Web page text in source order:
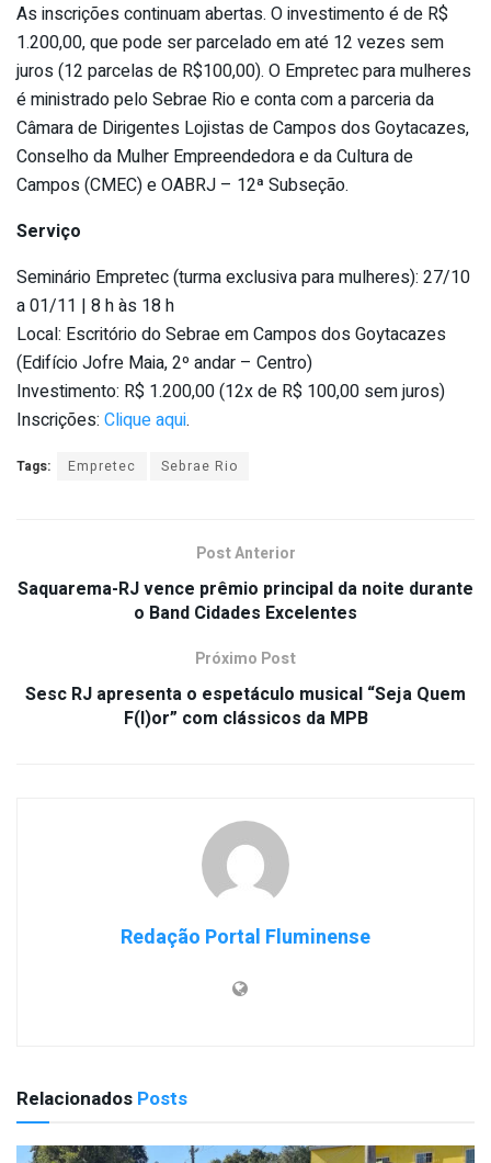
As inscrições continuam abertas. O investimento é de R$
1.200,00, que pode ser parcelado em até 12 vezes sem
juros (12 parcelas de R$100,00). O Empretec para mulheres
é ministrado pelo Sebrae Rio e conta com a parceria da
Câmara de Dirigentes Lojistas de Campos dos Goytacazes,
Conselho da Mulher Empreendedora e da Cultura de
Campos (CMEC) e OABRJ – 12ª Subseção.
Serviço
Seminário Empretec (turma exclusiva para mulheres): 27/10
a 01/11 | 8 h às 18 h
Local: Escritório do Sebrae em Campos dos Goytacazes
(Edifício Jofre Maia, 2º andar – Centro)
Investimento: R$ 1.200,00 (12x de R$ 100,00 sem juros)
Inscrições: Clique aqui.
Tags: Empretec Sebrae Rio
Post Anterior
Saquarema-RJ vence prêmio principal da noite durante
o Band Cidades Excelentes
Próximo Post
Sesc RJ apresenta o espetáculo musical “Seja Quem
F(l)or” com clássicos da MPB
Redação Portal Fluminense
Relacionados Posts